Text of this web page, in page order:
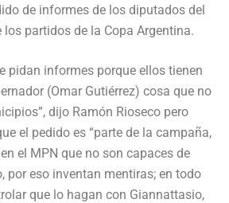
de informes de los diputados del
los partidos de la Copa Argentina.
pidan informes porque ellos tienen
(Omar Gutiérrez) cosa que no
dijo Ramón Rioseco pero
el pedido es “parte de la campaña,
el MPN que no son capaces de
por eso inventan mentiras; en todo
que lo hagan con Giannattasio,